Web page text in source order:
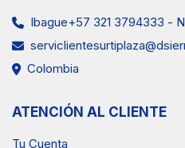
Ibague+57 321 3794333 -
Colombia
ATENCIÓN AL CLIENTE
Tu Cuenta